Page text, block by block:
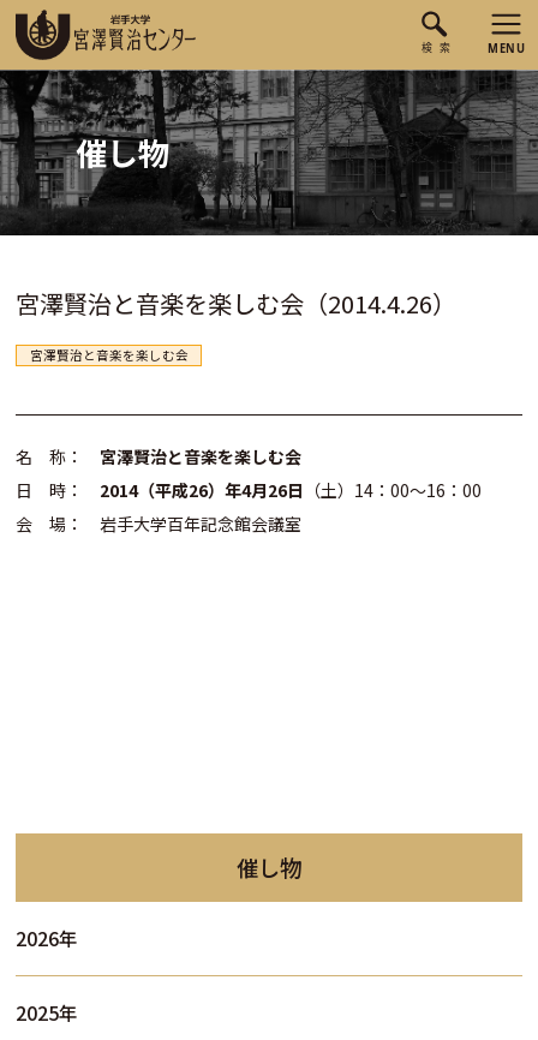
催し物
宮澤賢治と音楽を楽しむ会（2014.4.26）
宮澤賢治と音楽を楽しむ会
名 称： 宮澤賢治と音楽を楽しむ会
日 時： 2014（平成26）年4月26日 （土）14：00～16：00
会 場： 岩手大学百年記念館会議室
催し物
2026年
2025年